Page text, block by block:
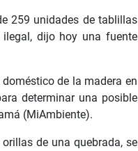
259 unidades de tablillas
dijo hoy una fuente
de la madera en
determinar una posible
(MiAmbiente).
de una quebrada, se